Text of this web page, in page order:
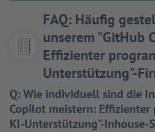
FAQ: Häufig
unserem "GitHub
Effizienter
Unterstützung"-
Q:Wie individuell sind die
Copilot meistern:
KI-Unterstützung"-Inhouse-